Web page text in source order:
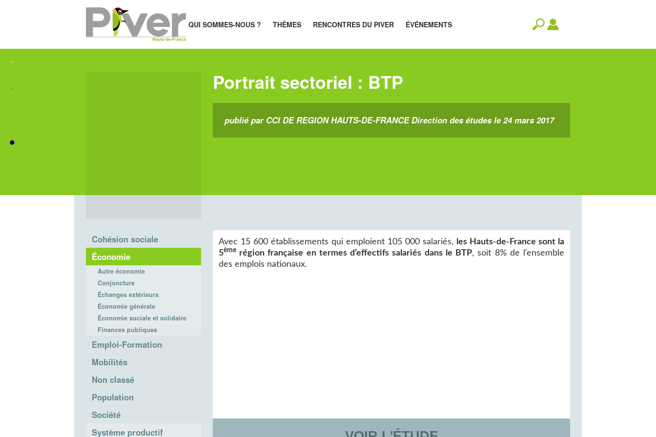
QUI SOMMES-NOUS ? THÈMES RENCONTRES DU PIVER ÉVÉNEMENTS
Portrait sectoriel : BTP
publié par CCI DE REGION HAUTS-DE-FRANCE Direction des études le 24 mars 2017
Cohésion sociale
Économie
Autre économie
Conjoncture
Échanges extérieurs
Économie générale
Économie sociale et solidaire
Finances publiques
Emploi-Formation
Mobilités
Non classé
Population
Société
Système productif
Avec 15 600 établissements qui emploient 105 000 salariés, les Hauts-de-France sont la
5ème région française en termes d’effectifs salariés dans le BTP, soit 8% de l’ensemble
des emplois nationaux.